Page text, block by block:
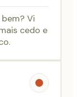
Vi
cedo e